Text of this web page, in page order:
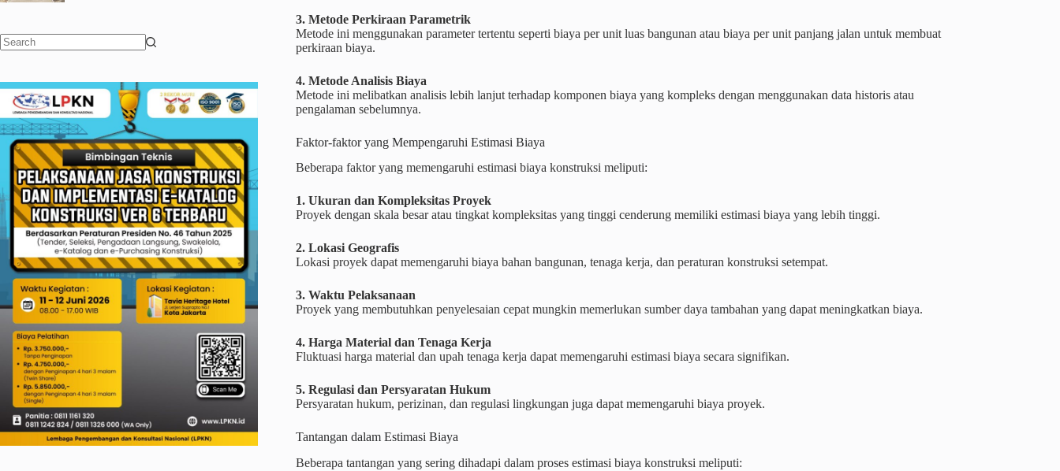
3. Metode Perkiraan Parametrik
Metode ini menggunakan parameter tertentu seperti biaya per unit luas bangunan atau biaya per unit panjang jalan untuk membuat
perkiraan biaya.
4. Metode Analisis Biaya
Metode ini melibatkan analisis lebih lanjut terhadap komponen biaya yang kompleks dengan menggunakan data historis atau
pengalaman sebelumnya.
Faktor-faktor yang Mempengaruhi Estimasi Biaya
Beberapa faktor yang memengaruhi estimasi biaya konstruksi meliputi:
1. Ukuran dan Kompleksitas Proyek
Proyek dengan skala besar atau tingkat kompleksitas yang tinggi cenderung memiliki estimasi biaya yang lebih tinggi.
2. Lokasi Geografis
Lokasi proyek dapat memengaruhi biaya bahan bangunan, tenaga kerja, dan peraturan konstruksi setempat.
3. Waktu Pelaksanaan
Proyek yang membutuhkan penyelesaian cepat mungkin memerlukan sumber daya tambahan yang dapat meningkatkan biaya.
4. Harga Material dan Tenaga Kerja
Fluktuasi harga material dan upah tenaga kerja dapat memengaruhi estimasi biaya secara signifikan.
5. Regulasi dan Persyaratan Hukum
Persyaratan hukum, perizinan, dan regulasi lingkungan juga dapat memengaruhi biaya proyek.
Tantangan dalam Estimasi Biaya
Beberapa tantangan yang sering dihadapi dalam proses estimasi biaya konstruksi meliputi: